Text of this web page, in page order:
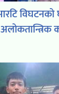
विघटनको